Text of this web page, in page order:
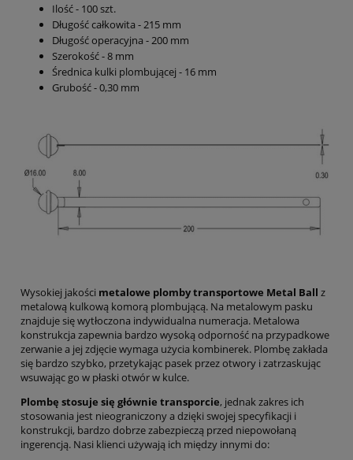
Ilość - 100 szt.
Długość całkowita - 215 mm
Długość operacyjna - 200 mm
Szerokość - 8 mm
Średnica kulki plombującej - 16 mm
Grubość - 0,30 mm
Wysokiej jakości metalowe plomby transportowe Metal Ball z
metalową kulkową komorą plombującą. Na metalowym pasku
znajduje się wytłoczona indywidualna numeracja. Metalowa
konstrukcja zapewnia bardzo wysoką odporność na przypadkowe
zerwanie a jej zdjęcie wymaga użycia kombinerek. Plombę zakłada
się bardzo szybko, przetykając pasek przez otwory i zatrzaskując
wsuwając go w płaski otwór w kulce.
Plombę stosuje się głównie transporcie, jednak zakres ich
stosowania jest nieograniczony a dzięki swojej specyfikacji i
konstrukcji, bardzo dobrze zabezpieczą przed niepowołaną
ingerencją. Nasi klienci używają ich między innymi do: